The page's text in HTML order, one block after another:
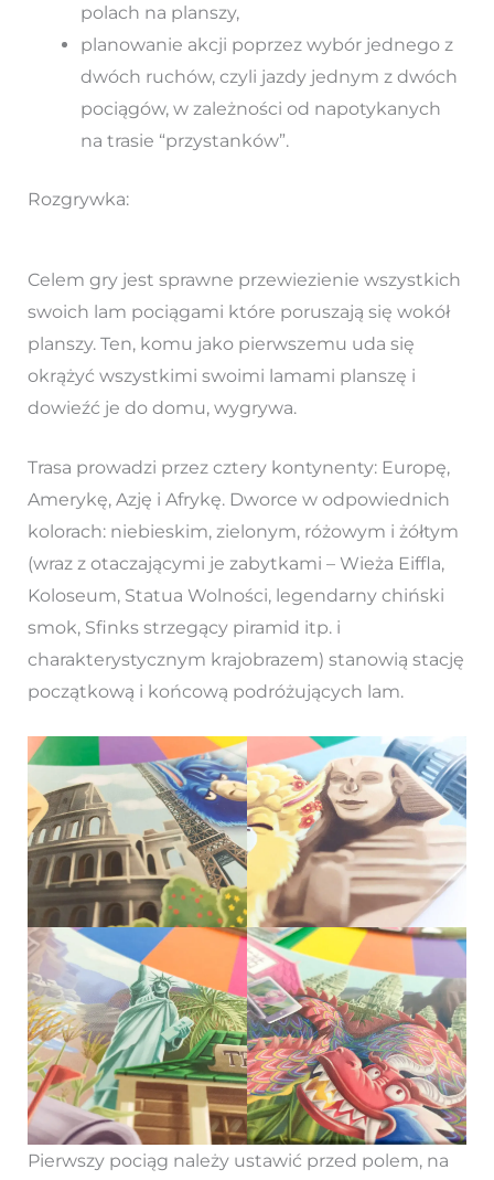
polach na planszy,
planowanie akcji poprzez wybór jednego z
dwóch ruchów, czyli jazdy jednym z dwóch
pociągów, w zależności od napotykanych
na trasie “przystanków”.
Rozgrywka:
Celem gry jest sprawne przewiezienie wszystkich
swoich lam pociągami które poruszają się wokół
planszy. Ten, komu jako pierwszemu uda się
okrążyć wszystkimi swoimi lamami planszę i
dowieźć je do domu, wygrywa.
Trasa prowadzi przez cztery kontynenty: Europę,
Amerykę, Azję i Afrykę. Dworce w odpowiednich
kolorach: niebieskim, zielonym, różowym i żółtym
(wraz z otaczającymi je zabytkami – Wieża Eiffla,
Koloseum, Statua Wolności, legendarny chiński
smok, Sfinks strzegący piramid itp. i
charakterystycznym krajobrazem) stanowią stację
początkową i końcową podróżujących lam.
Pierwszy pociąg należy ustawić przed polem, na